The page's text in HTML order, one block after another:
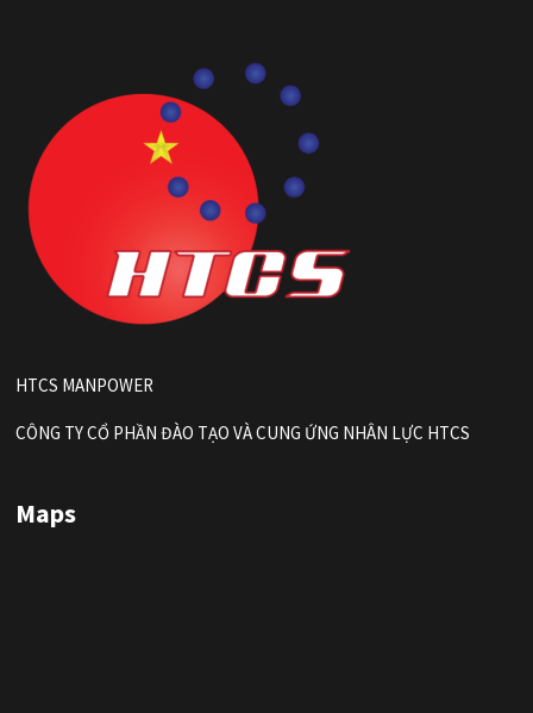
HTCS MANPOWER
CÔNG TY CỔ PHẦN ĐÀO TẠO VÀ CUNG ỨNG NHÂN LỰC HTCS
Maps